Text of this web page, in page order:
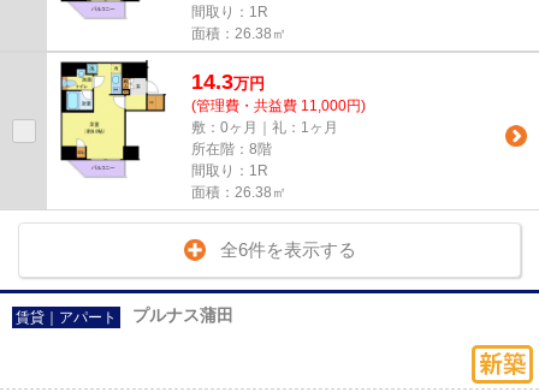
間取り：1R
面積：26.38㎡
14.3万円
(管理費・共益費 11,000円)
敷：0ヶ月｜礼：1ヶ月
所在階：8階
間取り：1R
面積：26.38㎡
全6件を表示する
賃貸｜アパート プルナス蒲田